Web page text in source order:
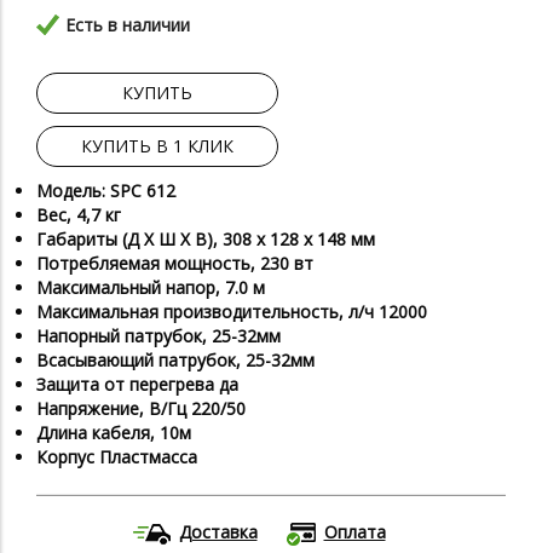
Есть в наличии
КУПИТЬ
КУПИТЬ В 1 КЛИК
Модель: SPC 612
Вес, 4,7 кг
Габариты (Д Х Ш Х В), 308 х 128 х 148 мм
Потребляемая мощность, 230 вт
Максимальный напор, 7.0 м
Максимальная производительность, л/ч 12000
Напорный патрубок, 25-32мм
Всасывающий патрубок, 25-32мм
Защита от перегрева да
Напряжение, В/Гц 220/50
Длина кабеля, 10м
Корпус Пластмасса
Доставка Оплата